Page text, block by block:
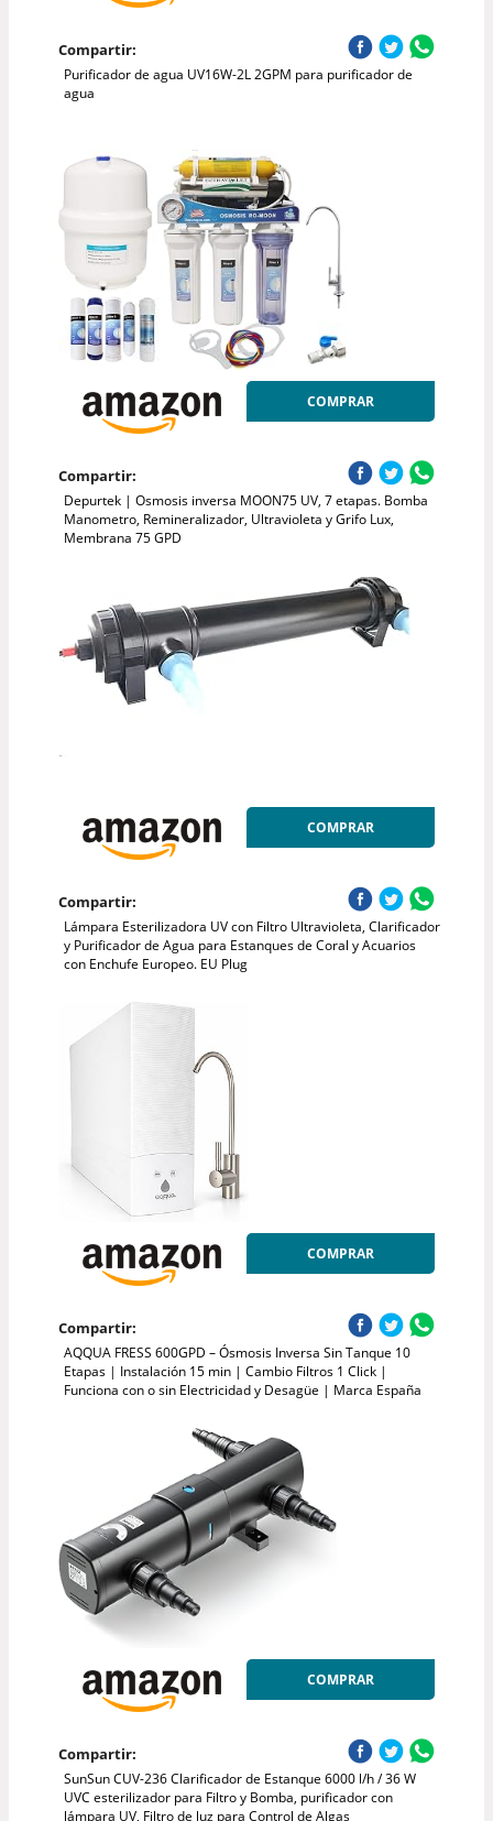
Compartir:
Purificador de agua UV16W-2L 2GPM para purificador de
agua
COMPRAR
Compartir:
Depurtek | Osmosis inversa MOON75 UV, 7 etapas. Bomba
Manometro, Remineralizador, Ultravioleta y Grifo Lux,
Membrana 75 GPD
COMPRAR
Compartir:
Lámpara Esterilizadora UV con Filtro Ultravioleta, Clarificador
y Purificador de Agua para Estanques de Coral y Acuarios
con Enchufe Europeo. EU Plug
COMPRAR
Compartir:
AQQUA FRESS 600GPD – Ósmosis Inversa Sin Tanque 10
Etapas | Instalación 15 min | Cambio Filtros 1 Click |
Funciona con o sin Electricidad y Desagüe | Marca España
COMPRAR
Compartir:
SunSun CUV-236 Clarificador de Estanque 6000 l/h / 36 W
UVC esterilizador para Filtro y Bomba, purificador con
lámpara UV, Filtro de luz para Control de Algas